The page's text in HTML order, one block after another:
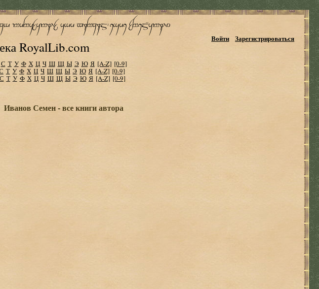
RoyalLib.com
Войти Зарегистрироваться
С Т У Ф Х Ц Ч Ш Щ Ы Э Ю Я [A-Z] [0-9]
Т У Ф Х Ц Ч Ш Щ Ы Э Ю Я [A-Z] [0-9]
С Т У Ф Х Ц Ч Ш Щ Ы Э Ю Я [A-Z] [0-9]
Иванов Семен - все книги автора